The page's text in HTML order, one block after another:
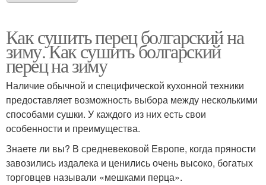
Как сушить перец болгарский на
зиму. Как сушить болгарский
перец на зиму
Наличие обычной и специфической кухонной техники
предоставляет возможность выбора между несколькими
способами сушки. У каждого из них есть свои
особенности и преимущества.
Знаете ли вы? В средневековой Европе, когда пряности
завозились издалека и ценились очень высоко, богатых
торговцев называли «мешками перца».